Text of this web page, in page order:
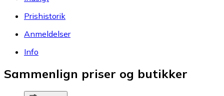
Prishistorik
Anmeldelser
Info
Sammenlign priser og butikker